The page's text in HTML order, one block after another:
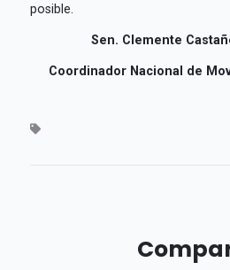
posible.
Sen. Clemente
Coordinador Nacional de